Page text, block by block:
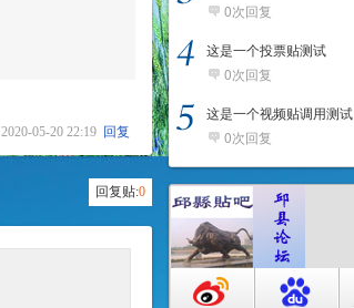
2020-05-20 22:19 回复
回复贴:0
0次回复
这是一个投票贴测试
0次回复
这是一个视频贴调用测试
0次回复